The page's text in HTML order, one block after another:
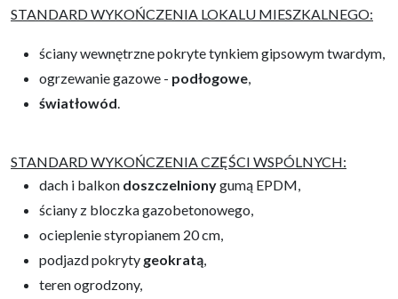
STANDARD WYKOŃCZENIA LOKALU MIESZKALNEGO:
ściany wewnętrzne pokryte tynkiem gipsowym twardym,
ogrzewanie gazowe - podłogowe
światłowód
STANDARD WYKOŃCZENIA CZĘŚCI WSPÓLNYCH:
dach i balkon doszczelnionygumą EPDM,
ściany z bloczka gazobetonowego,
ocieplenie styropianem 20 cm,
podjazd pokryty geokratą
teren ogrodzony,